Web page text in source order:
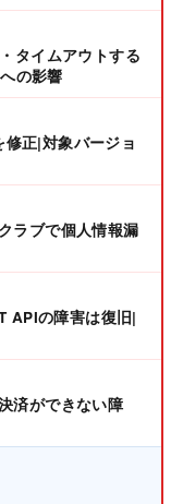
タイムアウトする
の影響
正|対象バージョ
ラブで個人情報漏
APIの障害は復旧|
済ができない障